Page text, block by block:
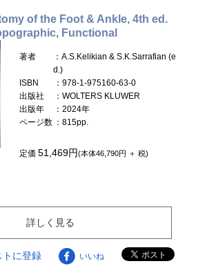
of the Foot & Ankle, 4th ed.
Functional
著者
：A.S.Kelikian & S.K.Sarrafian (e
d.)
ISBN
：978-1-975160-63-0
出版社
：WOLTERS KLUWER
出版年
：2024年
ページ数 ：815pp.
定価51,469円(本体46,790円 ＋ 税)
詳しく見る
トに登録 いいね